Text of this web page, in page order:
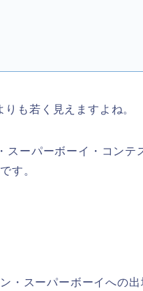
も若く見えますよね。
ーパーボーイ・コンテ
す。
・スーパーボーイへの出